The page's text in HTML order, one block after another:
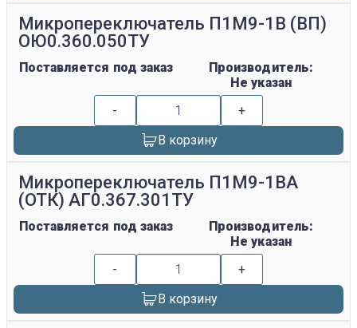
Микропереключатель П1М9-1В (ВП)
ОЮ0.360.050ТУ
Поставляется под заказ
Производитель:
Не указан
-
+
В корзину
Микропереключатель П1М9-1ВА
(ОТК) АГ0.367.301ТУ
Поставляется под заказ
Производитель:
Не указан
-
+
В корзину